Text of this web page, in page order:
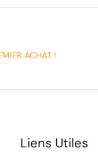
ACHAT !
Liens Utiles